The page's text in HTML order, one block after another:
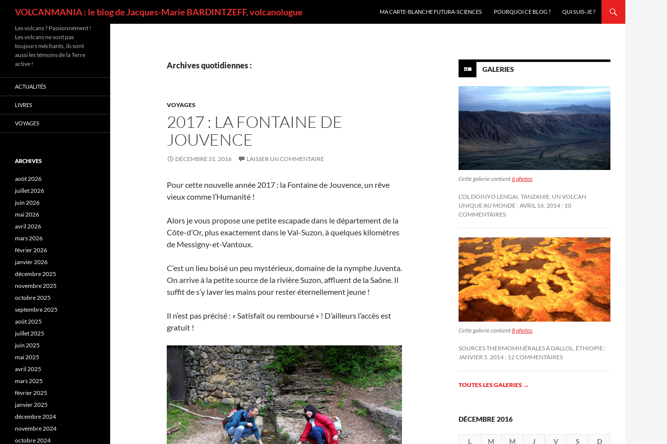
VOLCANMANIA : le blog de Jacques-Marie BARDINTZEFF, volcanologue
MA CARTE-BLANCHE FUTURA-SCIENCES
POURQUOI CE BLOG ? QUI SUIS-JE ?
Archives quotidiennes :
VOYAGES
2017 : LA FONTAINE DE
JOUVENCE
DÉCEMBRE 31, 2016 LAISSER UN COMMENTAIRE
Pour cette nouvelle année 2017 : la Fontaine de Jouvence, un rêve
vieux comme l’Humanité !
Alors je vous propose une petite escapade dans le département de la
Côte-d’Or, plus exactement dans le Val-Suzon, à quelques kilomètres
de Messigny-et-Vantoux.
C’est un lieu boisé un peu mystérieux, domaine de la nymphe Juventa.
On arrive à la petite source de la rivière Suzon, affluent de la Saône. Il
suffit de s’y laver les mains pour rester éternellement jeune !
Il n’est pas précisé : « Satisfait ou remboursé » ! D’ailleurs l’accès est
gratuit !
GALERIES
Cette galerie contient6 photos.
L’OL DOINYO LENGAI, TANZANIE, UN VOLCAN
UNIQUE AU MONDE AVRIL 16, 2014 10
COMMENTAIRES
Cette galerie contient8 photos
SOURCES THERMOMINÉRALES À DALLOL, ÉTHIOPIE
JANVIER 5, 2014 12 COMMENTAIRES
TOUTES LES GALERIES →
DÉCEMBRE 2016
L M M J V S
D
Les volcans ? Passionnément !
Les volcans ne sont pas
toujours méchants, ils sont
aussi les témoins de la Terre
active !
ACTUALITÉS
LIVRES
VOYAGES
ARCHIVES
août 2026
juillet 2026
juin 2026
mai 2026
avril 2026
mars 2026
février 2026
janvier 2026
décembre 2025
novembre 2025
octobre 2025
septembre 2025
août 2025
juillet 2025
juin 2025
mai 2025
avril 2025
mars 2025
février 2025
janvier 2025
décembre 2024
novembre 2024
octobre 2024